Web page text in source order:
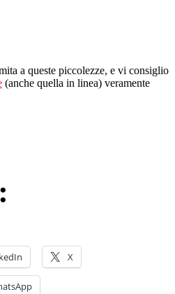
a queste piccolezze, e vi consiglio
(anche quella in linea) veramente
X